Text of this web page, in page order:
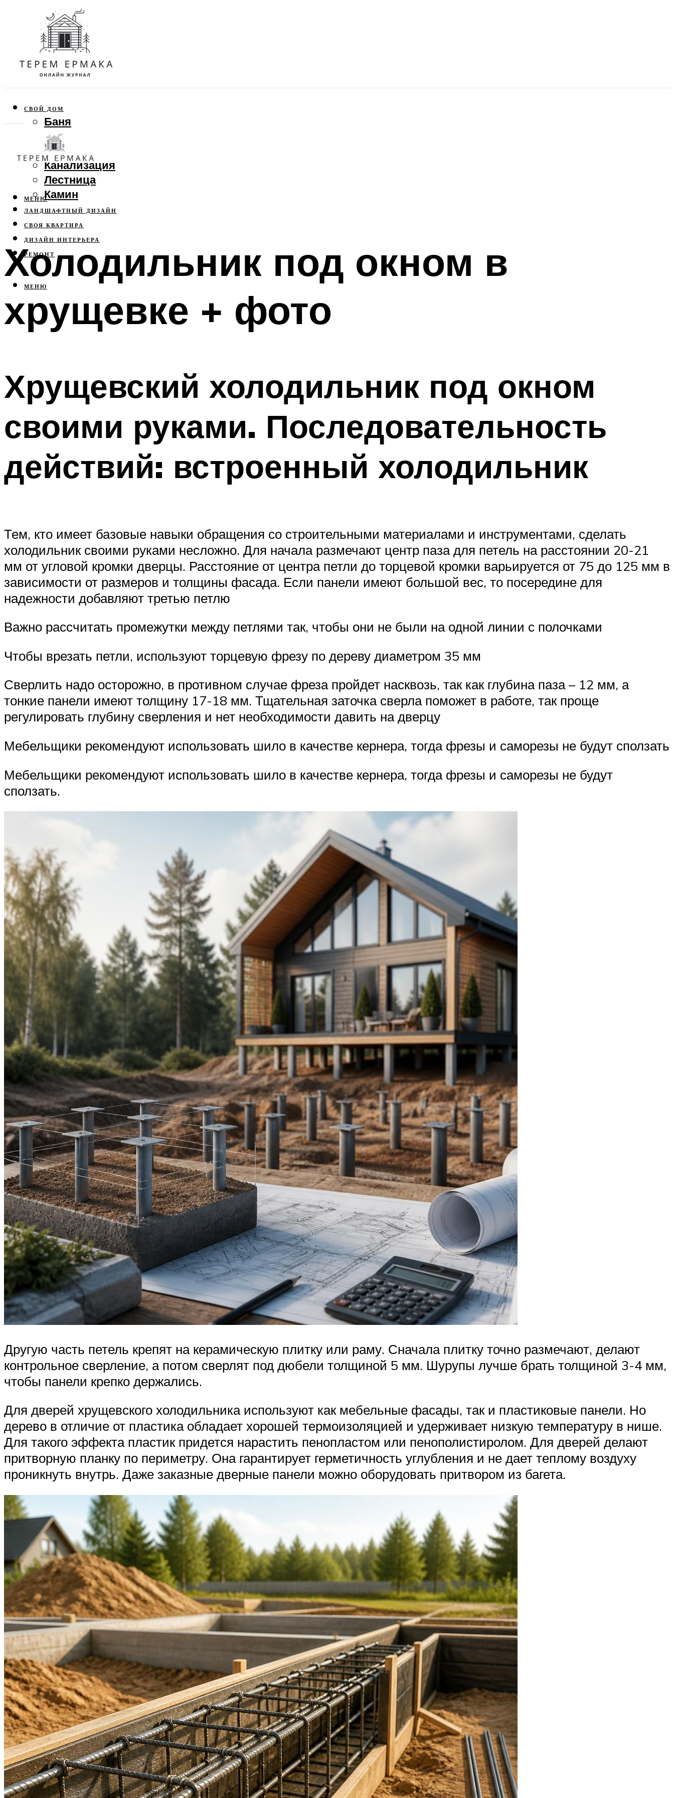
СВОЙ ДОМ
Баня
Веранда
Забор
Канализация
Лестница
Камин
ЛАНДШАФТНЫЙ ДИЗАЙН
СВОЯ КВАРТИРА
ДИЗАЙН ИНТЕРЬЕРА
РЕМОНТ
МЕНЮ
МЕНЮ
Холодильник под окном в
хрущевке + фото
Хрущевский холодильник под окном
своими руками. Последовательность
действий: встроенный холодильник
Тем, кто имеет базовые навыки обращения со строительными материалами и инструментами, сделать
холодильник своими руками несложно. Для начала размечают центр паза для петель на расстоянии 20-21
мм от угловой кромки дверцы. Расстояние от центра петли до торцевой кромки варьируется от 75 до 125 мм в
зависимости от размеров и толщины фасада. Если панели имеют большой вес, то посередине для
надежности добавляют третью петлю
Важно рассчитать промежутки между петлями так, чтобы они не были на одной линии с полочками
Чтобы врезать петли, используют торцевую фрезу по дереву диаметром 35 мм
Сверлить надо осторожно, в противном случае фреза пройдет насквозь, так как глубина паза – 12 мм, а
тонкие панели имеют толщину 17-18 мм. Тщательная заточка сверла поможет в работе, так проще
регулировать глубину сверления и нет необходимости давить на дверцу
Мебельщики рекомендуют использовать шило в качестве кернера, тогда фрезы и саморезы не будут сползать
Мебельщики рекомендуют использовать шило в качестве кернера, тогда фрезы и саморезы не будут
сползать.
Другую часть петель крепят на керамическую плитку или раму. Сначала плитку точно размечают, делают
контрольное сверление, а потом сверлят под дюбели толщиной 5 мм. Шурупы лучше брать толщиной 3-4 мм,
чтобы панели крепко держались.
Для дверей хрущевского холодильника используют как мебельные фасады, так и пластиковые панели. Но
дерево в отличие от пластика обладает хорошей термоизоляцией и удерживает низкую температуру в нише.
Для такого эффекта пластик придется нарастить пенопластом или пенополистиролом. Для дверей делают
притворную планку по периметру. Она гарантирует герметичность углубления и не дает теплому воздуху
проникнуть внутрь. Даже заказные дверные панели можно оборудовать притвором из багета.